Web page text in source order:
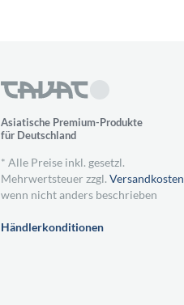
Asiatische Premium-Produkte
für Deutschland
* Alle Preise inkl. gesetzl.
Mehrwertsteuer zzgl. Versandkosten
wenn nicht anders beschrieben
Händlerkonditionen